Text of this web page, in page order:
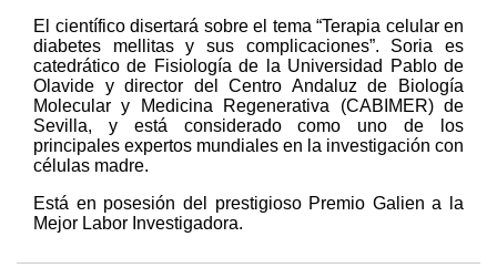
El científico disertará sobre el tema “Terapia celular en
diabetes mellitas y sus complicaciones”. Soria es
catedrático de Fisiología de la Universidad Pablo de
Olavide y director del Centro Andaluz de Biología
Molecular y Medicina Regenerativa (CABIMER) de
Sevilla, y está considerado como uno de los
principales expertos mundiales en la investigación con
células madre.
Está en posesión del prestigioso Premio Galien a la
Mejor Labor Investigadora.